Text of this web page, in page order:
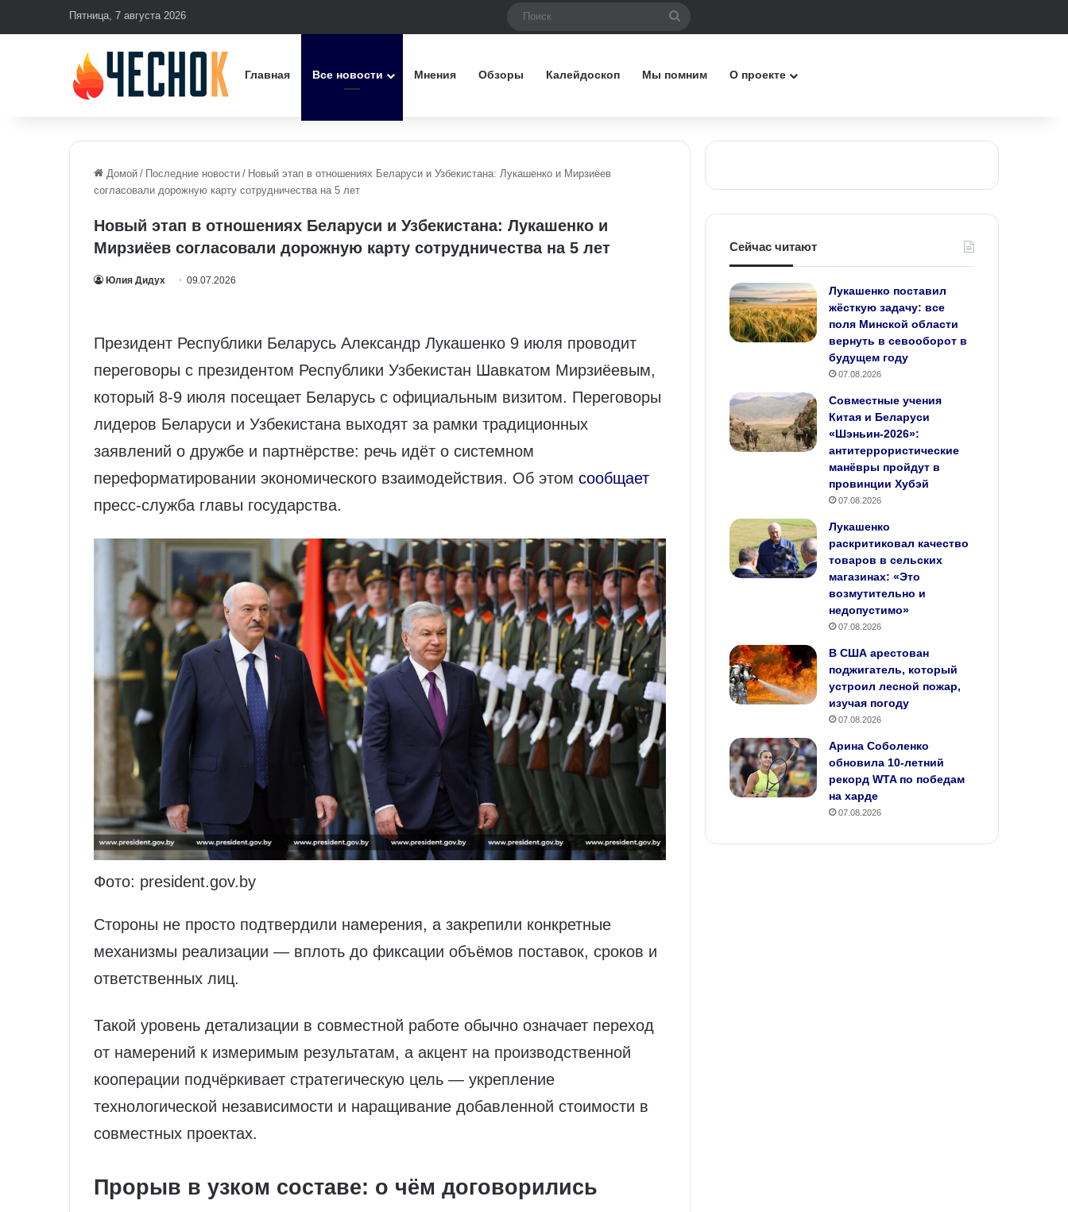
Пятница, 7 августа 2026
Главная Все новости Мнения Обзоры Калейдоскоп Мы помним О проекте
Домой / Последние новости / Новый этап в отношениях Беларуси и Узбекистана: Лукашенко и Мирзиёев
согласовали дорожную карту сотрудничества на 5 лет
Новый этап в отношениях Беларуси и Узбекистана: Лукашенко и
Мирзиёев согласовали дорожную карту сотрудничества на 5 лет
Юлия Дидух 09.07.2026
Президент Республики Беларусь Александр Лукашенко 9 июля проводит
переговоры с президентом Республики Узбекистан Шавкатом Мирзиёевым,
который 8-9 июля посещает Беларусь с официальным визитом. Переговоры
лидеров Беларуси и Узбекистана выходят за рамки традиционных
заявлений о дружбе и партнёрстве: речь идёт о системном
переформатировании экономического взаимодействия. Об этом сообщает
пресс-служба главы государства.
Фото: president.gov.by
Стороны не просто подтвердили намерения, а закрепили конкретные
механизмы реализации — вплоть до фиксации объёмов поставок, сроков и
ответственных лиц.
Такой уровень детализации в совместной работе обычно означает переход
от намерений к измеримым результатам, а акцент на производственной
кооперации подчёркивает стратегическую цель — укрепление
технологической независимости и наращивание добавленной стоимости в
совместных проектах.
Прорыв в узком составе: о чём договорились
Сейчас читают
Лукашенко поставил
жёсткую задачу: все
поля Минской области
вернуть в севооборот в
будущем году
07.08.2026
Совместные учения
Китая и Беларуси
«Шэньин‑2026»:
антитеррористические
манёвры пройдут в
провинции Хубэй
07.08.2026
Лукашенко
раскритиковал качество
товаров в сельских
магазинах: «Это
возмутительно и
недопустимо»
07.08.2026
В США арестован
поджигатель, который
устроил лесной пожар,
изучая погоду
07.08.2026
Арина Соболенко
обновила 10‑летний
рекорд WTA по победам
на харде
07.08.2026